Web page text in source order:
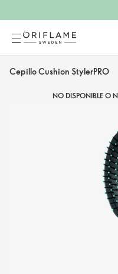
Cepillo Cushion StylerPRO
NO DISPONIBLE O